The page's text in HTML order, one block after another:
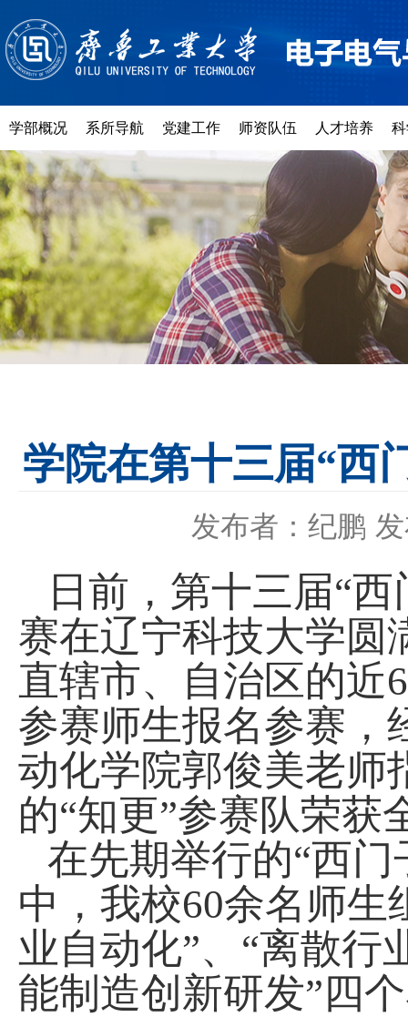
学部概况 系所导航 党建工作 师资队伍 人才培养
学院在第十三届“西
发布者：纪鹏
日前，第十三届“
赛在辽宁科技大学圆
直辖市、自治区的近
参赛师生报名参赛，
动化学院郭俊美老师
的“知更”参赛队荣获
在先期举行的“西
中，我校60余名师生
业自动化”、“离散行
能制造创新研发”四